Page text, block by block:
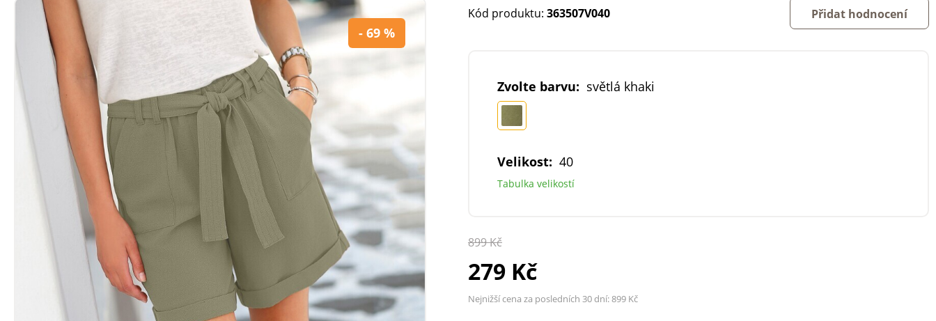
- 69 %
Kód produktu: 363507V040 Přidat hodnocení
Zvolte barvu: světlá khaki
Velikost: 40
Tabulka velikostí
899 Kč
279 Kč
Nejnižší cena za posledních 30 dní:899 Kč